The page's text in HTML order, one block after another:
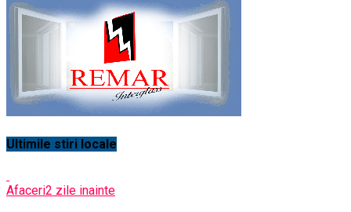
Ultimile stiri locale
Afaceri2 zile inainte